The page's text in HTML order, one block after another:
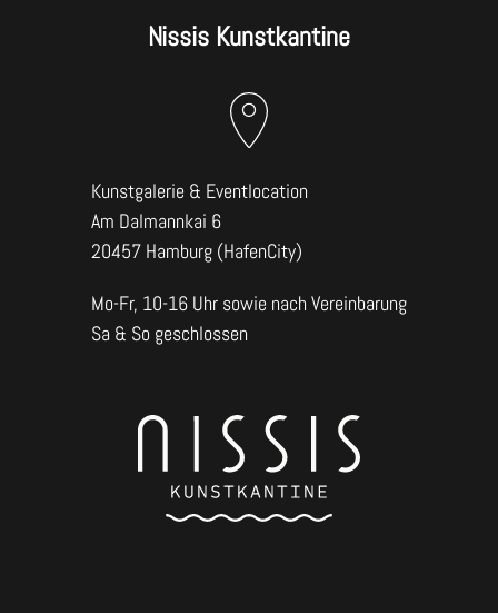
Nissis Kunstkantine
Kunstgalerie & Eventlocation
Am Dalmannkai 6
20457 Hamburg (HafenCity)
Mo-Fr, 10-16 Uhr sowie nach Vereinbarung
Sa & So geschlossen